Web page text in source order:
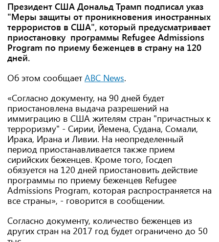
Президент США Дональд Трамп подписал указ
"Меры защиты от проникновения иностранных
террористов в США", который предусматривает
приостановку программы Refugee Admissions
Program по приему беженцев в страну на 120
дней.
Об этом сообщаетABC News.
«Согласно документу, на 90 дней будет
приостановлена выдача разрешений на
иммиграцию в США жителям стран "причастных к
терроризму" - Сирии, Йемена, Судана, Сомали,
Ирака, Ирана и Ливии. На неопределенный
период приостанавливается также прием
сирийских беженцев. Кроме того, Госдеп
обязуется на 120 дней приостановить действие
программы по приему беженцев Refugee
Admissions Program, которая распространяется на
все страны», - говорится в сообщении.
Согласно документу, количество беженцев из
других стран на 2017 год будет ограничено до 50